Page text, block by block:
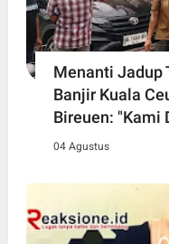
Menanti Jadup
Banjir Kuala
Bireuen: "Kami
04 Agustus